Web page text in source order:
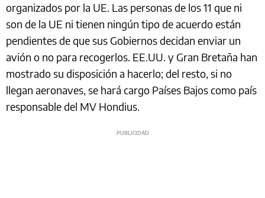
organizados por la UE. Las personas de los 11 que ni
son de la UE ni tienen ningún tipo de acuerdo están
pendientes de que sus Gobiernos decidan enviar un
avión o no para recogerlos. EE.UU. y Gran Bretaña han
mostrado su disposición a hacerlo; del resto, si no
llegan aeronaves, se hará cargo Países Bajos como país
responsable del MV Hondius.